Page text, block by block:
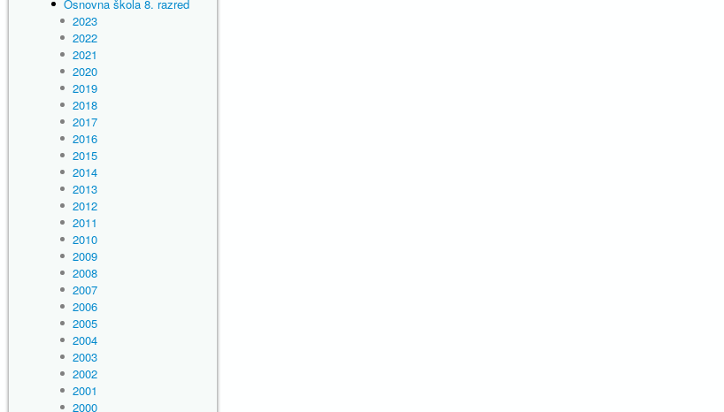
Osnovna škola 8. razred
2023
2022
2021
2020
2019
2018
2017
2016
2015
2014
2013
2012
2011
2010
2009
2008
2007
2006
2005
2004
2003
2002
2001
2000